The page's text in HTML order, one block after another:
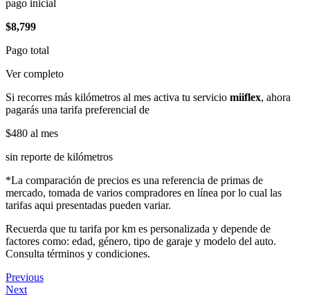
pago inicial
$8,799
Pago total
Ver completo
Si recorres más kilómetros al mes activa tu servicio miiflex, ahora
pagarás una tarifa preferencial de
$480 al mes
sin reporte de kilómetros
*La comparación de precios es una referencia de primas de
mercado, tomada de varios compradores en línea por lo cual las
tarifas aqui presentadas pueden variar.
Recuerda que tu tarifa por km es personalizada y depende de
factores como: edad, género, tipo de garaje y modelo del auto.
Consulta términos y condiciones.
Previous
Next